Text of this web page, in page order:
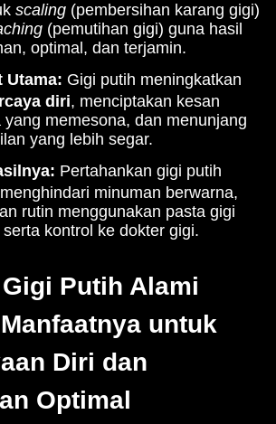
scaling(pembersihan karang gigi)
(pemutihan gigi) guna hasil
optimal, dan terjamin.
Utama: Gigi putih meningkatkan
diri, menciptakan kesan
yang memesona, dan menunjang
yang lebih segar.
Pertahankan gigi putih
minuman berwarna,
rutin menggunakan pasta gigi
kontrol ke dokter gigi.
Putih Alami
untuk
Diri dan
Optimal